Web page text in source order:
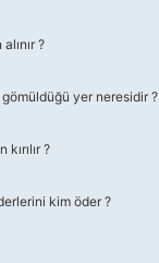
?
yer neresidir ?
?
kim öder ?